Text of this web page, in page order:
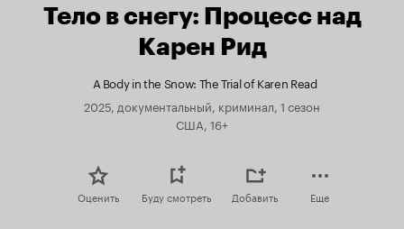
Тело в снегу: Процесс над
Карен Рид
A Body in the Snow: The Trial of Karen Read
2025, документальный, криминал, 1 сезон
США, 16+
Оценить Буду смотреть Добавить Еще